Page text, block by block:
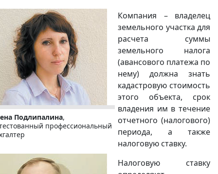
Подлипалина,
профессиональный
Компания – владелец
земельного участка для
расчета суммы
земельного налога
(авансового платежа по
нему) должна знать
кадастровую стоимость
этого объекта, срок
владения им в течение
отчетного (налогового)
периода, а также
налоговую ставку.
Налоговую ставку